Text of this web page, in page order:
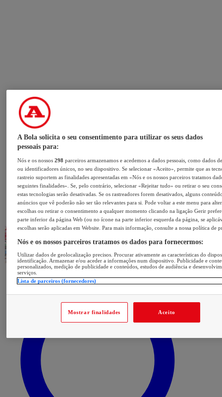
A Bola solicita o seu consentimento para utilizar os seus dados
pessoais para:
Nós e os nossos298 parceiros armazenamos e acedemos a dados pessoais, como dados
ou identificadores únicos, no seu dispositivo. Se selecionar «Aceito», permite que as
rastreio suportem as finalidades apresentadas em «Nós e os nossos parceiros tratamos
seguintes finalidades». Se, pelo contrário, selecionar «Rejeitar tudo» ou retirar o seu
estas tecnologias serão desativadas. Se os rastreadores forem desativados, alguns
anúncios que vê poderão não ser tão relevantes para si. Pode voltar a este menu para
escolhas ou retirar o consentimento a qualquer momento clicando na ligação Gerir
parte inferior da página Web (ou no ícone na parte inferior esquerda da página, se
escolhas serão aplicadas em Website. Para mais informação, consulte a nossa política de
Nós e os nossos parceiros tratamos os dados para fornecermos:
Utilizar dados de geolocalização precisos. Procurar ativamente as características do
identificação. Armazenar e/ou aceder a informações num dispositivo. Publicidade e
personalizados, medição de publicidade e conteúdos, estudos de audiência e
serviços.
Lista de parceiros (fornecedores)
Mostrar finalidades Aceito